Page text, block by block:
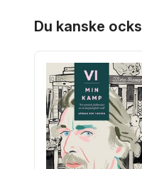
Du kanske